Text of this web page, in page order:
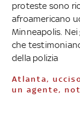
proteste sono
afroamericano
Minneapolis.
che
della polizia
Atlanta, ucciso un altro afroamericano: licenziato
un agente,